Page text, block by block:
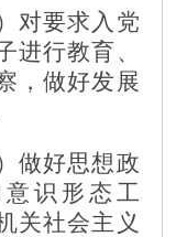
要求入党
进行教育、
，做好发展
好思想政
识形态工
关社会主义